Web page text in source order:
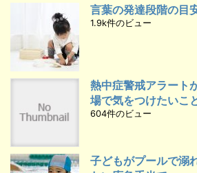
言葉の発達段階の目
1.9k件のビュー
熱中症警戒アラート
場で気をつけたいこ
604件のビュー
子どもがプールで溺